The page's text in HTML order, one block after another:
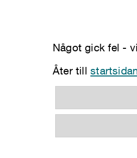
Något gick fel -
Åter till